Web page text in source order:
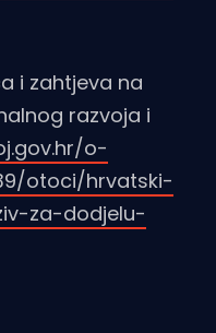
i zahtjeva na
razvoja i
o-
otoci/hrvatski-
za-dodjelu-